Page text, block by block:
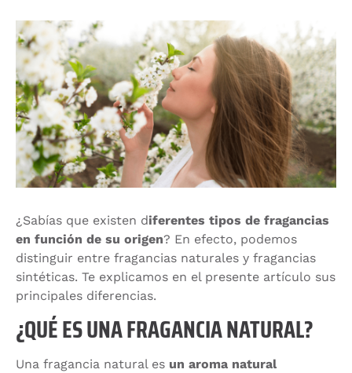
¿Sabías que existen diferentes tipos de fragancias
en función de su origen? En efecto, podemos
distinguir entre fragancias naturales y fragancias
sintéticas. Te explicamos en el presente artículo sus
principales diferencias.
¿QUÉ ES UNA FRAGANCIA NATURAL?
Una fragancia natural es un aroma natural